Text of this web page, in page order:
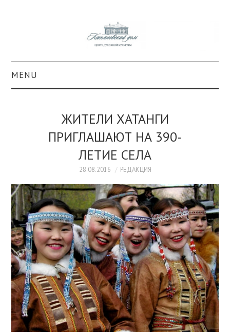
MENU
КОЛЛЕКЦИИ
ОБРАЗОВАНИЕ
ПРОСВЕЩЕНИЕ
ЖИТЕЛИ ХАТАНГИ
ПРИГЛАШАЮТ НА 390-
ЛЕТИЕ СЕЛА
28.08.2016 РЕДАКЦИЯ